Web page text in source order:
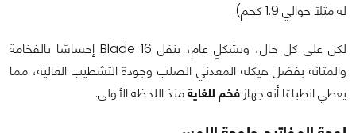
له مثلًا حوالي 1.9 كجم).
لكن على كل حال، وبشكلٍ عام، ينقل Blade 16 إحساسًا بالفخامة
والمتانة بفضل هيكله المعدني الصلب وجودة التشطيب العالية، مما
يعطي انطباعًا أنه جهاز فخم للغايةمنذ اللحظة الأولى.